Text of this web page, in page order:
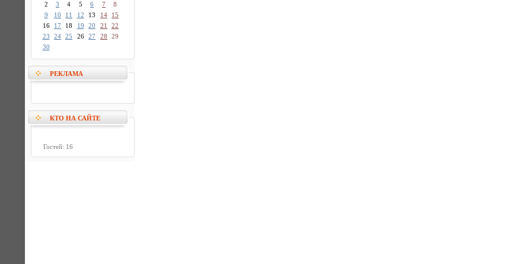
2
3 4 5 6 7
8
9
10 11 12 13 14
15
16
17 18 19 20 21
22
23
24 25 26 27 28
29
30
РЕКЛАМА
КТО НА САЙТЕ
Гостей: 16